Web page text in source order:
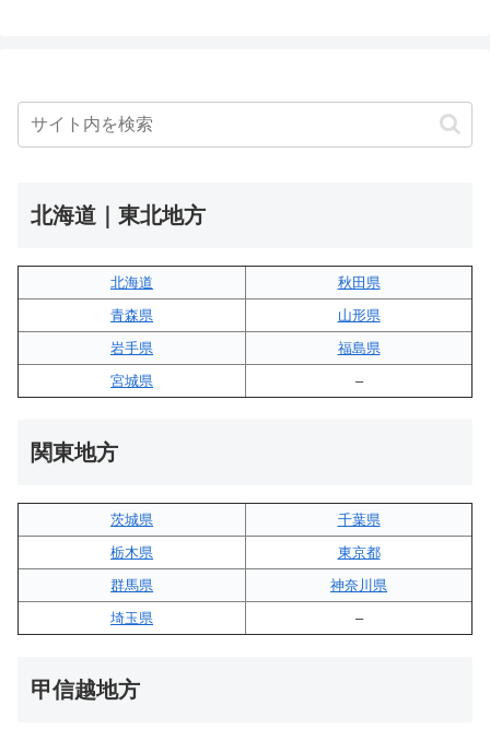
北海道｜東北地方
北海道
秋田県
青森県
山形県
岩手県
福島県
宮城県
–
関東地方
茨城県
千葉県
栃木県
東京都
群馬県
神奈川県
埼玉県
–
甲信越地方